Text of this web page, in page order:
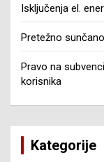
Isključenja el.
Pretežno
Pravo na
korisnika
Kategorije